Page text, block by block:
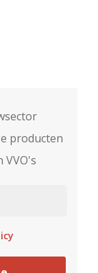
producten
VVO's